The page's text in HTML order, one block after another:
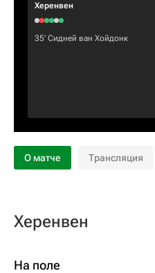
Херенвен
35‎’‎ Сидней ван Хойдонк
О матче Трансляция
Херенвен
На поле